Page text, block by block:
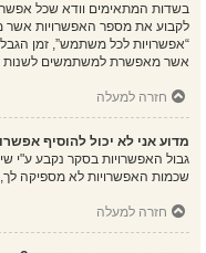
בשדות המתאימים וודא שכל
לקבוע את מספר האפשרויות
אשר מאפשרת למשתמשים
חזרה למעלה
מדוע אני לא יכול להוסיף
גבול האפשרויות בסקר נקבע
שכמות האפשרויות לא מספיקה
חזרה למעלה